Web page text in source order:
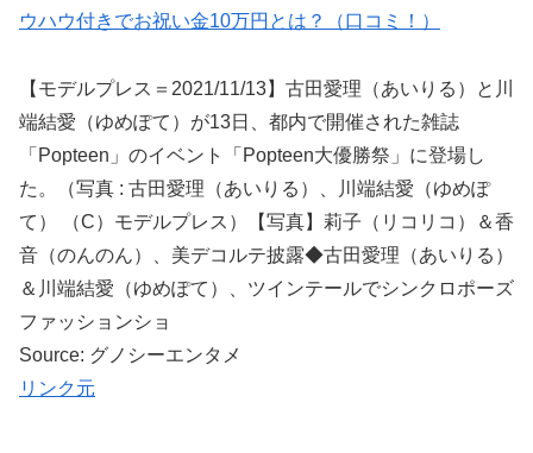
ウハウ付きでお祝い金10万円とは？（口コミ！）
【モデルプレス＝2021/11/13】古田愛理（あいりる）と川
端結愛（ゆめぽて）が13日、都内で開催された雑誌
「Popteen」のイベント「Popteen大優勝祭」に登場し
た。（写真 : 古田愛理（あいりる）、川端結愛（ゆめぽ
て） （C）モデルプレス）【写真】莉子（リコリコ）＆香
音（のんのん）、美デコルテ披露◆古田愛理（あいりる）
＆川端結愛（ゆめぽて）、ツインテールでシンクロポーズ
ファッションショ
Source: グノシーエンタメ
リンク元